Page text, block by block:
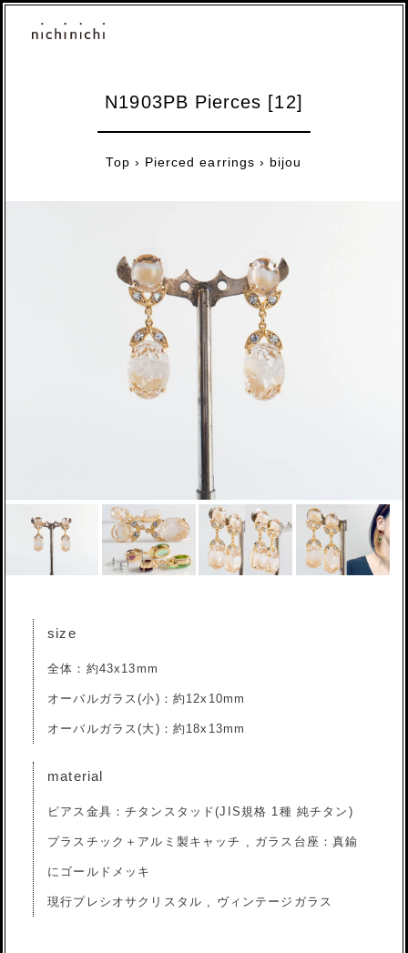
N1903PB Pierces [12]
Top › Pierced earrings › bijou
size
全体：約43x13mm
オーバルガラス(小)：約12x10mm
オーバルガラス(大)：約18x13mm
material
ピアス金具：チタンスタッド(JIS規格 1種 純チタン)
プラスチック＋アルミ製キャッチ , ガラス台座：真鍮
にゴールドメッキ
現行プレシオサクリスタル , ヴィンテージガラス